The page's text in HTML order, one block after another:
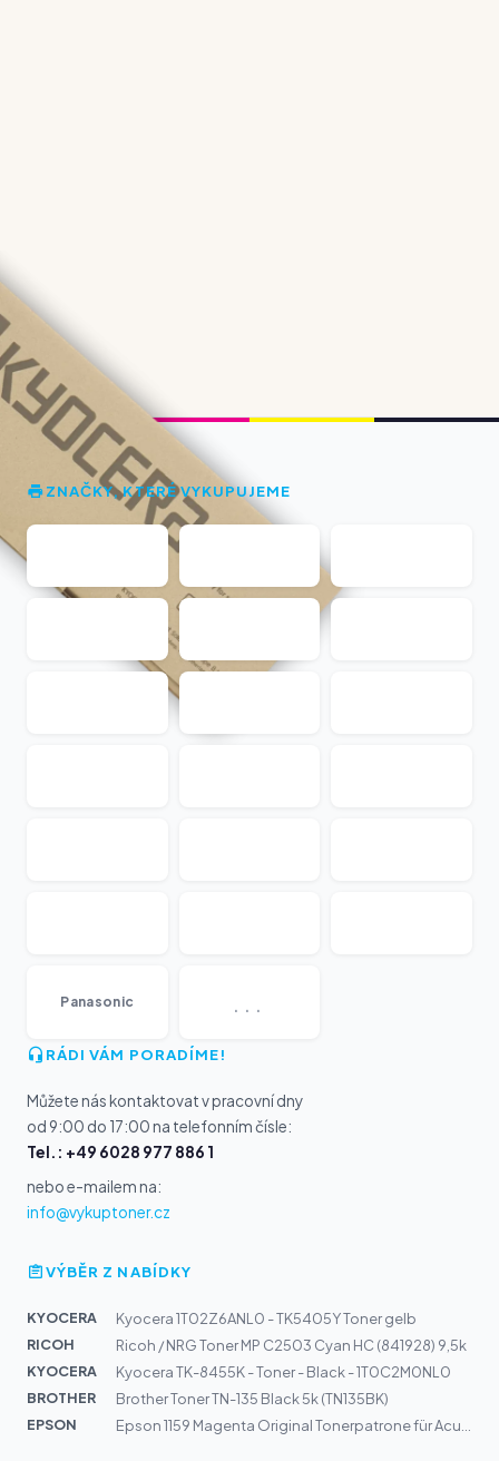
ZNAČKY, KTERÉ VYKUPUJEME
Panasonic ...
RÁDI VÁM PORADÍME!
Můžete nás kontaktovat v pracovní dny
od 9:00 do 17:00 na telefonním čísle:
Tel.: +49 6028 977 886 1
nebo e-mailem na:
info@vykuptoner.cz
VÝBĚR Z NABÍDKY
KYOCERA
Kyocera 1T02Z6ANL0 - TK5405Y Toner gelb
RICOH
Ricoh / NRG Toner MP C2503 Cyan HC (841928) 9,5k
KYOCERA
Kyocera TK-8455K - Toner - Black - 1T0C2M0NL0
BROTHER
Brother Toner TN-135 Black 5k (TN135BK)
EPSON